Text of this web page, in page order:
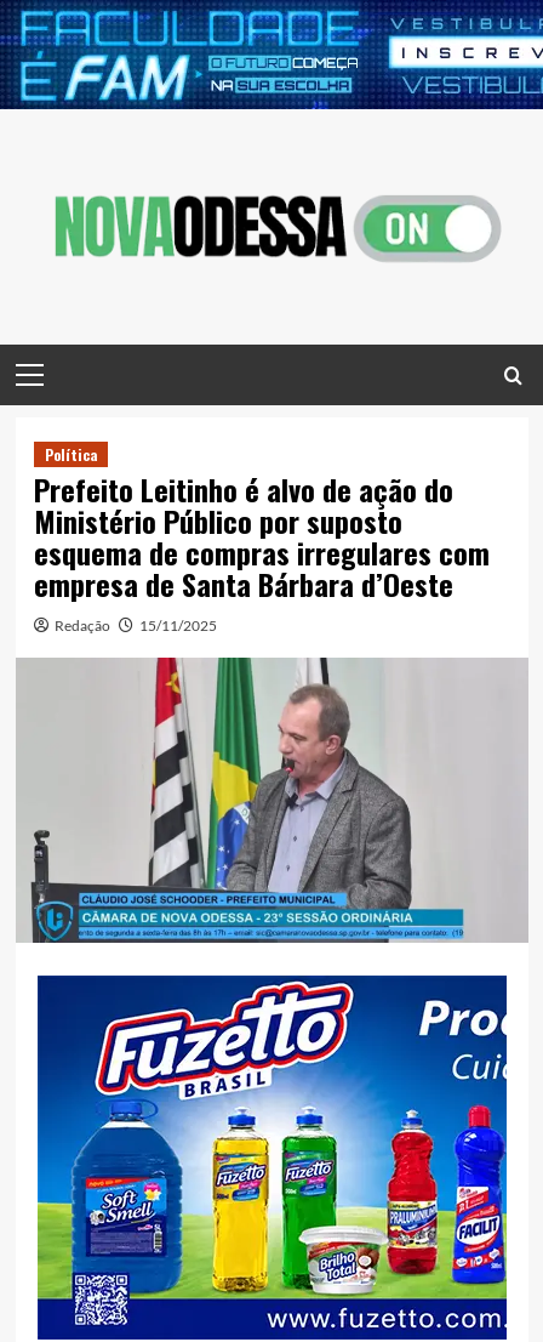
Menu
Política
Prefeito Leitinho é alvo de ação do
Ministério Público por suposto
esquema de compras irregulares com
empresa de Santa Bárbara d’Oeste
Redação 15/11/2025